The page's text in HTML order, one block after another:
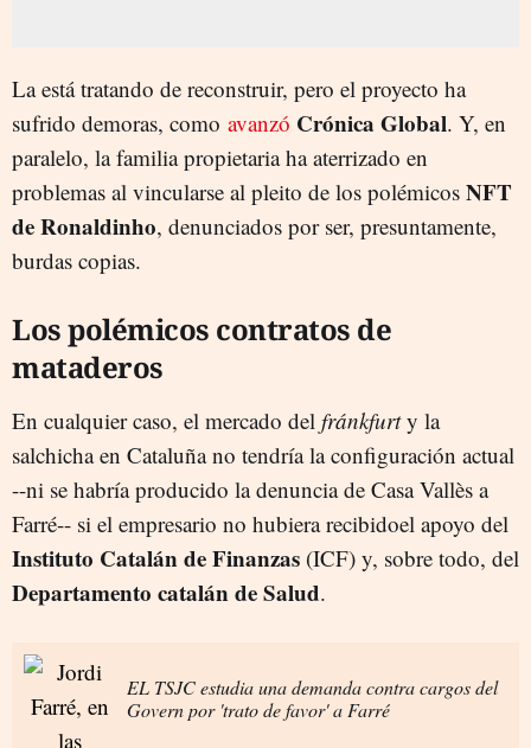
La está tratando de reconstruir, pero el proyecto ha
sufrido demoras, como avanzó Crónica Global. Y, en
paralelo, la familia propietaria ha aterrizado en
problemas al vincularse al pleito de los polémicos NFT
de Ronaldinho, denunciados por ser, presuntamente,
burdas copias.
Los polémicos contratos de
mataderos
En cualquier caso, el mercado del fránkfurty la
salchicha en Cataluña no tendría la configuración actual
--ni se habría producido la denuncia de Casa Vallès a
Farré-- si el empresario no hubiera recibidoel apoyo del
Instituto Catalán de Finanzas (ICF) y, sobre todo, del
Departamento catalán de Salud.
EL TSJC estudia una demanda contra cargos del
Govern por 'trato de favor' a Farré